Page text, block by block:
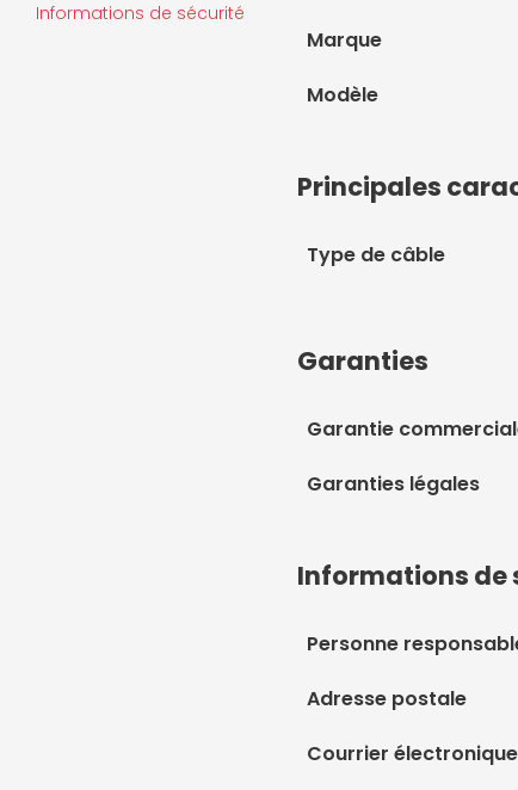
Informations de sécurité
Marque
Modèle
Principales
Type de câble
Garanties
Garantie
Garanties légales
Informations de
Personne
Adresse postale
Courrier électronique